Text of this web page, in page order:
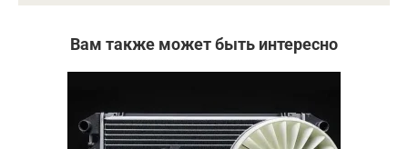
Вам также может быть интересно